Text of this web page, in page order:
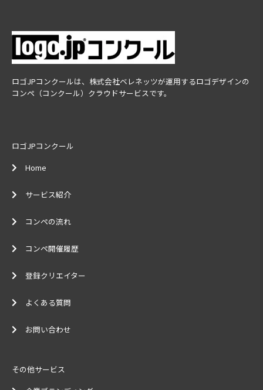
ロゴJPコンクールは、株式会社ベレネッツが運用するロゴデザインの
コンペ（コンクール）クラウドサービスです。
ロゴJPコンクール
Home
サービス紹介
コンペの流れ
コンペ開催履歴
登録クリエイター
よくある質問
お問い合わせ
その他サービス